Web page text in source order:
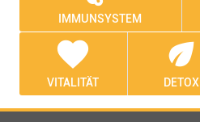
IMMUNSYSTEM
favorite
VITALITÄT
eco
DETOX